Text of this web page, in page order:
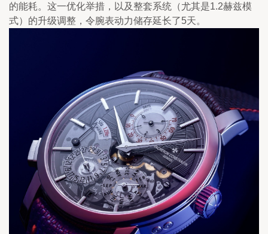
的能耗。这一优化举措，以及整套系统（尤其是1.2赫兹模
式）的升级调整，令腕表动力储存延长了5天。